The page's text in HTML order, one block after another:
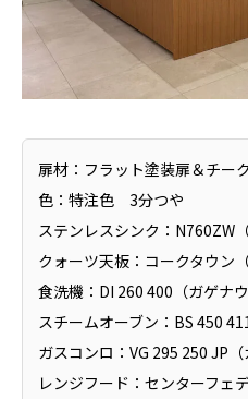
扉材：フラット塗装扉＆チー
色：特注色 3分つや
ステンレスシンク：N760ZW（
クォーツ天板：コークタウン
食洗機：DI 260 400（ガゲナウ
スチームオーブン：BS 450
ガスコンロ：VG 295 250 JP（
レンジフード：センターフ